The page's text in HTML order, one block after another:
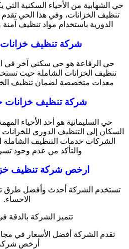
حي الشهابية من الأحياء السكنية
تنظيف الخزانات، وفي هذا الحي
الدورية باستخدام مواد تنظيف
شركة تنظيف
حي الرفاعة هو حي سكني آخر في
تنظيف الخزانات الشاملة حيث
معدات متخصصة لضمان تنظيف
شركة تنظيف خزانات
حي السليمانية هو أحد الأحياء
السكان إلى التنظيف الدوري
الشركات خدمات التنظيف
والتأكد من عدم وجود
ارخص شركة تنظيف
تستخدم الشركة أحدث وأفضل طرق
الاحساء.
تتميز الشركة بالدقة
تقدم الشركة أفضل الأسعار في
أرخص